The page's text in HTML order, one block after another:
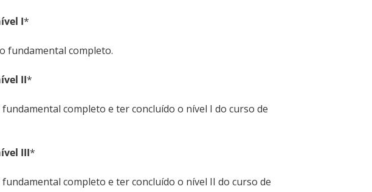
I*
fundamental completo.
II*
completo e ter concluído o nível I do curso de
III*
completo e ter concluído o nível II do curso de